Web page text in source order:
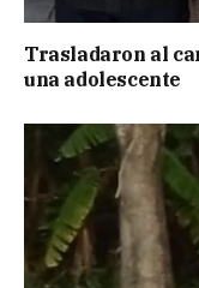
Trasladaron al
una adolescente